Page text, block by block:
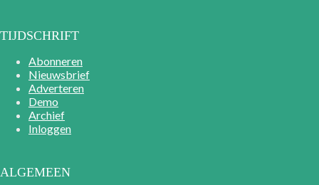
TIJDSCHRIFT
Abonneren
Nieuwsbrief
Adverteren
Demo
Archief
Inloggen
ALGEMEEN